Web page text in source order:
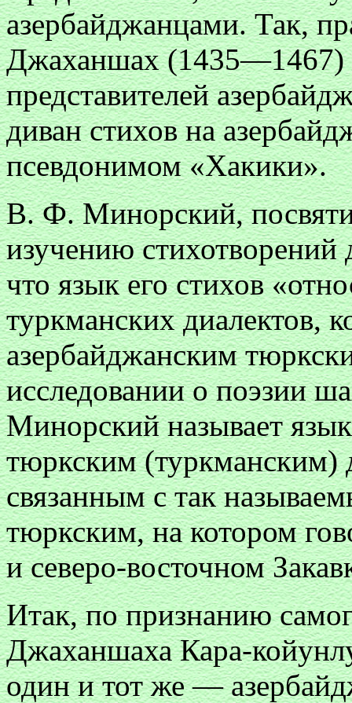
азербайджанцами. Так,
Джаханшах (1435—1467)
представителей
диван стихов на
псевдонимом «Хакики».
В. Ф. Минорский,
изучению стихотворений
что язык его стихов
туркманских диалектов,
азербайджанским
исследовании о поэзии
Минорский называет
тюркским (туркманским)
связанным с так
тюркским, на котором
и северо-восточном
Итак, по признанию
Джаханшаха Кара-
один и тот же —